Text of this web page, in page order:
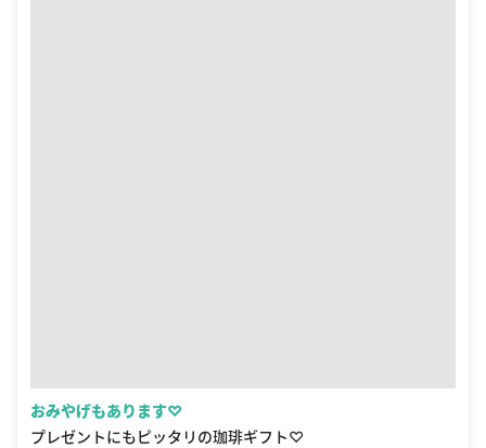
おみやげもあります♡
プレゼントにもピッタリの珈琲ギフト♡